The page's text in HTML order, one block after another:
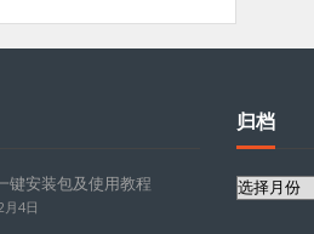
键安装包及使用教程
月4日
归档
归